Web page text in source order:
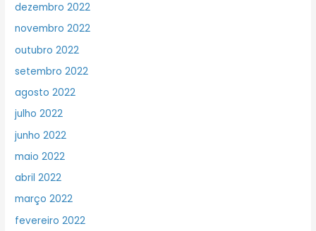
dezembro 2022
novembro 2022
outubro 2022
setembro 2022
agosto 2022
julho 2022
junho 2022
maio 2022
abril 2022
março 2022
fevereiro 2022